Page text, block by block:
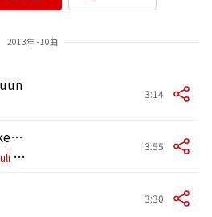
2013年 - 10曲
3:14
Tuomittuna kulkemaan
V
esa-Matti Loiri ja Samuli Edelmann
3:55
3:30